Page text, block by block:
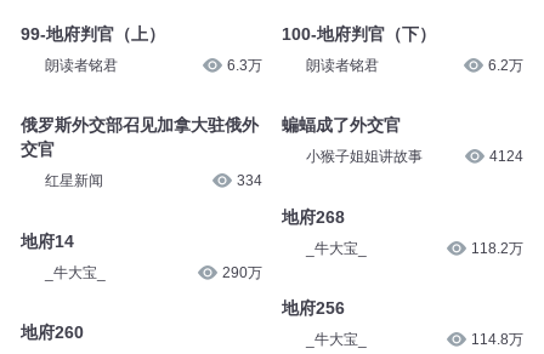
99-地府判官（上）
朗读者铭君 6.3万
俄罗斯外交部召见加拿大驻俄外
交官
红星新闻 334
地府14
_牛大宝_ 290万
地府260
100-地府判官（下）
朗读者铭君 6.2万
蝙蝠成了外交官
小猴子姐姐讲故事 4124
地府268
_牛大宝_ 118.2万
地府256
_牛大宝_ 114.8万